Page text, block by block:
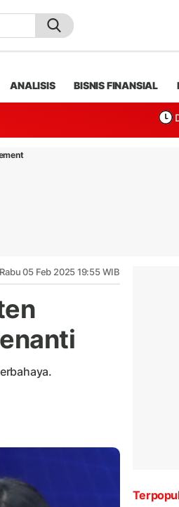
ANALISIS BISNIS FINANSIAL
Rabu 05 Feb 2025 19:55 WIB